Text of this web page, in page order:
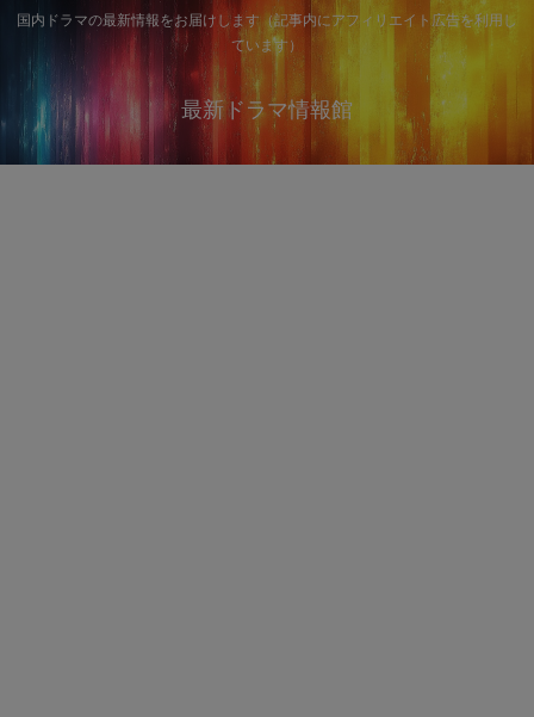
国内ドラマの最新情報をお届けします（記事内にアフィリエイト広告を利用し
ています）
最新ドラマ情報館